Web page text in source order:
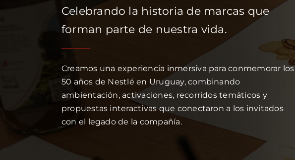
Celebrando la historia de marcas que
forman parte de nuestra vida.
Creamos una experiencia inmersiva para conmemorar los
50 años de Nestlé en Uruguay, combinando
ambientación, activaciones, recorridos temáticos y
propuestas interactivas que conectaron a los invitados
con el legado de la compañía.